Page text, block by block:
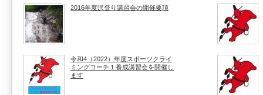
2016年度沢登り講習会の開催要項
令和4（2022）年度スポーツクライ
ミングコーチ１養成講習会を開催し
ます